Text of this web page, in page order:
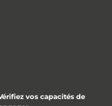
vos capacités de